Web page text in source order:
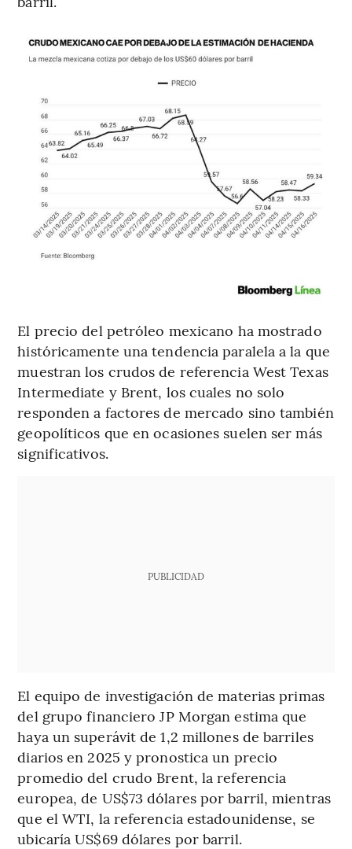
El precio del petróleo mexicano ha mostrado
históricamente una tendencia paralela a la que
muestran los crudos de referencia West Texas
Intermediate y Brent, los cuales no solo
responden a factores de mercado sino también
geopolíticos que en ocasiones suelen ser más
significativos.
PUBLICIDAD
El equipo de investigación de materias primas
del grupo financiero JP Morgan estima que
haya un superávit de 1,2 millones de barriles
diarios en 2025 y pronostica un precio
promedio del crudo Brent, la referencia
europea, de US$73 dólares por barril, mientras
que el WTI, la referencia estadounidense, se
ubicaría US$69 dólares por barril.